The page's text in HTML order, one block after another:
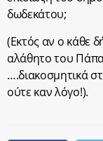
δωδεκάτου;
(Εκτός αν ο κάθε
αλάθητο του
….διακοσμητικά
ούτε καν λόγο!).